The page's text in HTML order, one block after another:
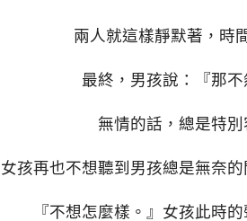
兩人就這樣靜默著，時
最終，男孩說：『那不
無情的話，總是特別
女孩再也不想聽到男孩總是無奈
『不想怎麼樣。』女孩此時